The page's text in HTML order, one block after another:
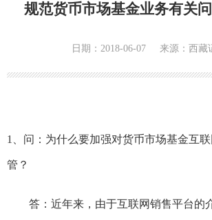
规范货币市场基金业务有关
日期：2018-06-07 来源：西藏
1、问：为什么要加强对货币市场基金互
管？
答：近年来，由于互联网销售平台的